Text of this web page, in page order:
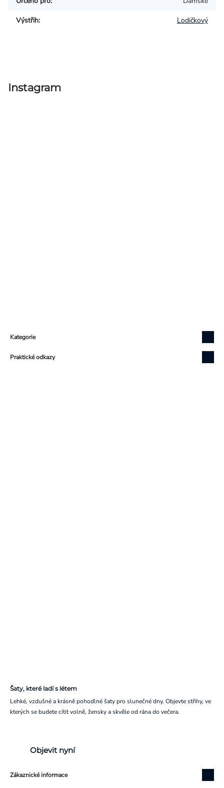
Výstřih: Lodičkový
Instagram
Kategorie
Praktické odkazy
Šaty, které ladí s létem
Lehké, vzdušné a krásně pohodlné šaty pro slunečné dny. Objevte střihy, ve
kterých se budete cítit volně, žensky a skvěle od rána do večera.
Objevit nyní
Zákaznické informace